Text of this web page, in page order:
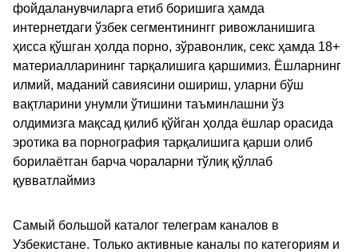
фойдаланувчиларга етиб боришига ҳамда
интернетдаги ўзбек сегментинингг ривожланишига
ҳисса қўшган ҳолда порно, зўравонлик, секс ҳамда 18+
материалларининг тарқалишига қаршимиз. Ёшларнинг
илмий, маданий савиясини ошириш, уларни бўш
вақтларини унумли ўтишини таъминлашни ўз
олдимизга мақсад қилиб қўйган ҳолда ёшлар орасида
эротика ва порнография тарқалишига қарши олиб
борилаётган барча чораларни тўлиқ қўллаб
қувватлаймиз
Самый большой каталог телеграм каналов в
Узбекистане. Только активные каналы по категориям и